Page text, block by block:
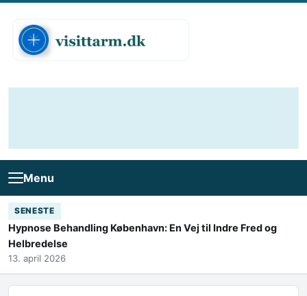
Menu
SENESTE
Hypnose Behandling København: En Vej til Indre Fred og
Helbredelse
13. april 2026